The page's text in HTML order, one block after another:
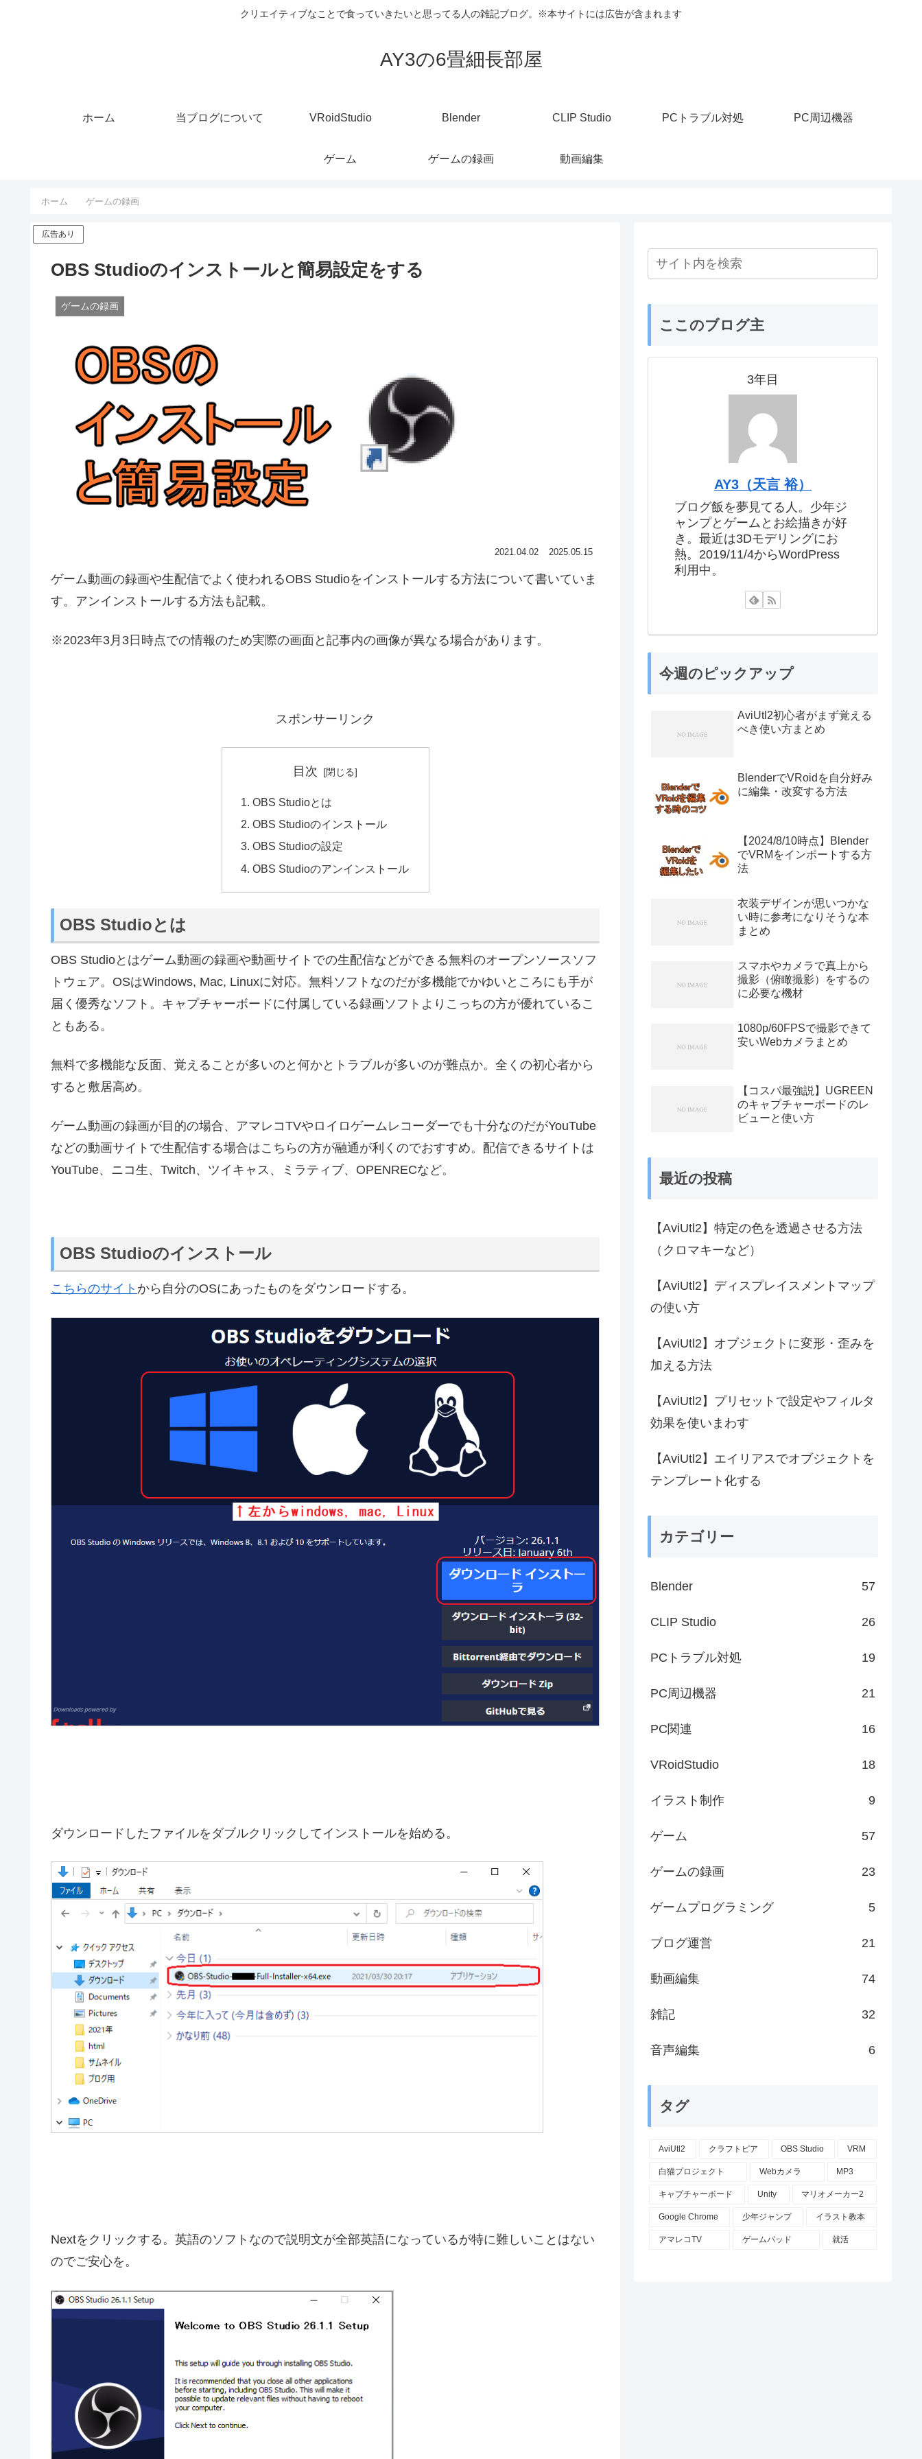
クリエイティブなことで食っていきたいと思ってる人の雑記ブログ。※本サイトには広告が含まれます
AY3の6畳細長部屋
ホーム 当ブログについて VRoidStudio Blender CLIP Studio PCトラブル対処 PC周辺機器
ゲーム ゲームの録画 動画編集
ホーム ゲームの録画
広告あり
OBS Studioのインストールと簡易設定をする
ゲームの録画
2021.04.02 2025.05.15
ゲーム動画の録画や生配信でよく使われるOBS Studioをインストールする方法について書いていま
す。アンインストールする方法も記載。
※2023年3月3日時点での情報のため実際の画面と記事内の画像が異なる場合があります。
スポンサーリンク
目次
OBS Studioのアンインストール
OBS Studioとは
OBS Studioとはゲーム動画の録画や動画サイトでの生配信などができる無料のオープンソースソフ
トウェア。OSはWindows, Mac, Linuxに対応。無料ソフトなのだが多機能でかゆいところにも手が
無料で多機能な反面、覚えることが多いのと何かとトラブルが多いのが難点か。全くの初心者から
ゲーム動画の録画が目的の場合、アマレコTVやロイロゲームレコーダーでも十分なのだがYouTube
などの動画サイトで生配信する場合はこちらの方が融通が利くのでおすすめ。配信できるサイトは
YouTube、ニコ生、Twitch、ツイキャス、ミラティブ、OPENRECなど。
ダウンロードしたファイルをダブルクリックしてインストールを始める。
Nextをクリックする。英語のソフトなので説明文が全部英語になっているが特に難しいことはない
のでご安心を。
ここのブログ主
3年目
AY3（天言 裕）
ブログ飯を夢見てる人。少年ジ
ャンプとゲームとお絵描きが好
き。最近は3Dモデリングにお
熱。2019/11/4からWordPress
利用中。
今週のピックアップ
AviUtl2初心者がまず覚える
べき使い方まとめ
BlenderでVRoidを自分好み
に編集・改変する方法
【2024/8/10時点】Blender
でVRMをインポートする方
法
衣装デザインが思いつかな
い時に参考になりそうな本
まとめ
スマホやカメラで真上から
撮影（俯瞰撮影）をするの
に必要な機材
1080p/60FPSで撮影できて
安いWebカメラまとめ
【コスパ最強説】UGREEN
のキャプチャーボードのレ
ビューと使い方
最近の投稿
【AviUtl2】特定の色を透過させる方法
（クロマキーなど）
【AviUtl2】ディスプレイスメントマップ
の使い方
【AviUtl2】オブジェクトに変形・歪みを
加える方法
【AviUtl2】プリセットで設定やフィルタ
効果を使いまわす
【AviUtl2】エイリアスでオブジェクトを
テンプレート化する
カテゴリー
Blender 57
CLIP Studio 26
PCトラブル対処 19
PC周辺機器 21
PC関連 16
VRoidStudio 18
イラスト制作 9
ゲーム 57
ゲームの録画 23
ゲームプログラミング 5
ブログ運営 21
動画編集 74
雑記 32
音声編集 6
タグ
AviUtl2 クラフトピア OBS Studio VRM
白猫プロジェクト Webカメラ MP3
キャプチャーボード Unity マリオメーカー2
Google Chrome 少年ジャンプ イラスト教本
アマレコTV ゲームパッド 就活